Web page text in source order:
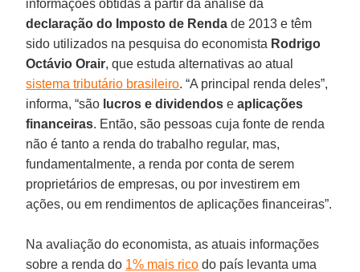
informações obtidas a partir da análise da
declaração do Imposto de Renda de 2013 e têm
sido utilizados na pesquisa do economista Rodrigo
Octávio Orair, que estuda alternativas ao atual
sistema tributário brasileiro. “A principal renda deles”,
informa, “são lucros e dividendos eaplicações
financeiras. Então, são pessoas cuja fonte de renda
não é tanto a renda do trabalho regular, mas,
fundamentalmente, a renda por conta de serem
proprietários de empresas, ou por investirem em
ações, ou em rendimentos de aplicações financeiras”.
Na avaliação do economista, as atuais informações
sobre a renda do 1% mais rico do país levanta uma